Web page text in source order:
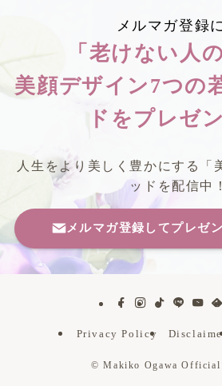
メルマガ登録
「老けない人
美顔デザイン7つの
ドをプレゼ
人生をより美しく豊かにする「
ッドを配信中！
メルマガ登録してプレゼ
Privacy Policy
© Makiko Ogawa Official